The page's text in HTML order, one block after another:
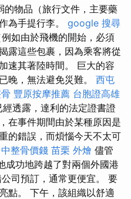
的物品（旅行文件，主要藥
為手提行李。 google 搜尋
如由於飛機的開始，必須
露這些包裹，因為乘客將從
速其著陸時間。 巨大的容
晚，無法避免災難。 西屯
豐原按摩推薦 台胞證高雄
經透露，達利的法定證書證
在事件期間由於某種原因是
的錯誤，而煩惱今天不太可
整骨價錢 苗栗 外燴 儘管
功地跨越了對兩個外國港
司預訂，通常更便宜。 要
點。 下午，該組織以舒適